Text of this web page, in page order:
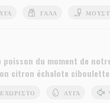
ΓΆΛΑ
du moment de
citron échalote ciboulette
ΑΥΓΆ